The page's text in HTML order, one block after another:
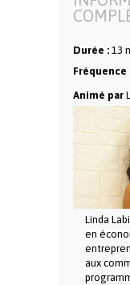
Durée : 13
Fréquence
Animé par
Linda
en
aux